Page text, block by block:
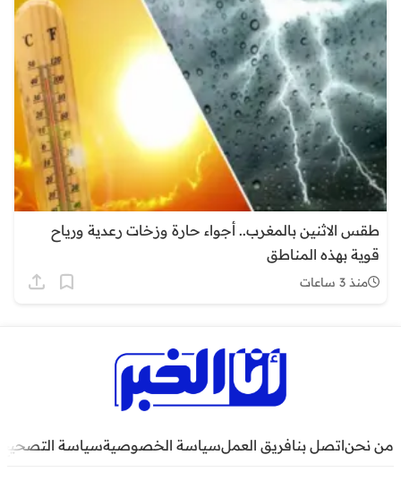
طقس الاثنين بالمغرب.. أجواء حارة وزخات رعدية ورياح
قوية بهذه المناطق
منذ 3 ساعات
من نحناتصل بنافريق العملسياسة الخصوصيةسياسة التصحيح